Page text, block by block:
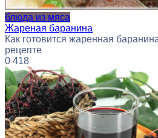
блюда из мяса
Жареная баранина
Как готовится жаренная
рецепте
0 418